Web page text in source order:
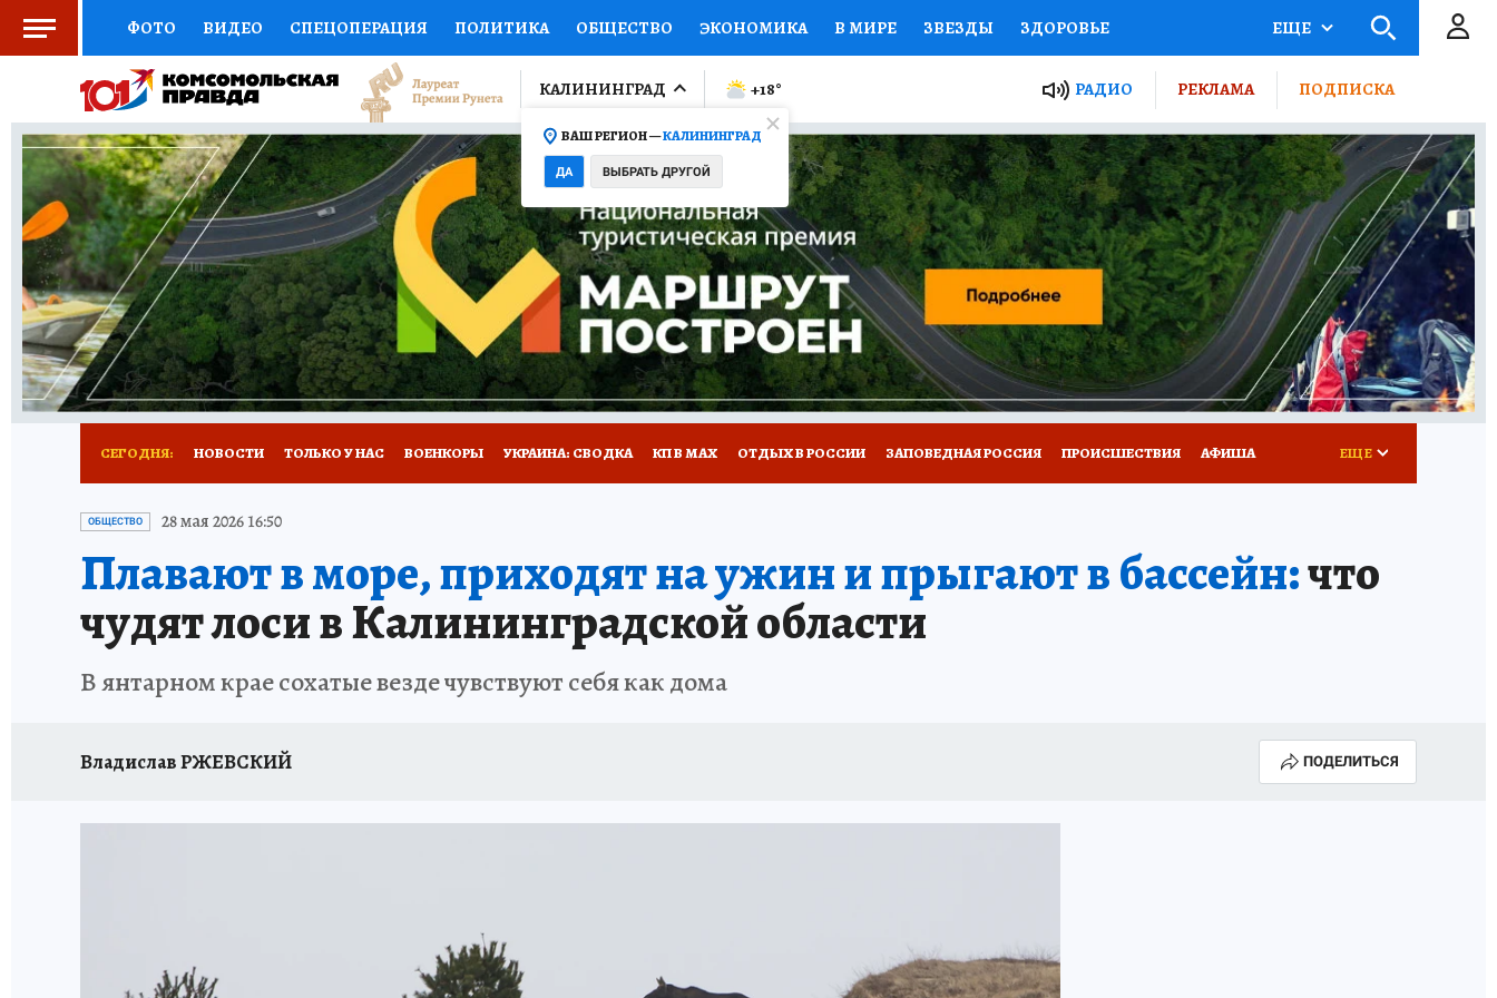
ФОТО ВИДЕО СПЕЦОПЕРАЦИЯ ПОЛИТИКА ОБЩЕСТВО ЭКОНОМИКА В МИРЕ ЗВЕЗДЫ ЗДОРОВЬЕ
СОЦПОДДЕРЖКА НАУКА СПОРТ КОЛУМНИСТЫ ПРОИСШЕСТВИЯ НАЦИОНАЛЬНЫЕ ПРОЕКТЫ РОССИИ
ВЫБОР ЭКСПЕРТОВ ДОКТОР ФИНАНСЫ ОТКРЫВАЕМ МИР Я ЗНАЮ СЕМЬЯ ЖЕНСКИЕ СЕКРЕТЫ ПУТЕВОДИТЕЛЬ
КНИЖНАЯ ПОЛКА ПРОГНОЗЫ НА СПОРТ ПРОМОКОДЫ СЕРИАЛЫ СПЕЦПРОЕКТЫ ДЕФИЦИТ ЖЕЛЕЗА ТУРИЗМ
ПРЕСС-ЦЕНТР НЕДВИЖИМОСТЬ ТЕЛЕВИЗОР КОЛЛЕКЦИИ КОНКУРСЫ РАБОТА У НАС ГИД ПОТРЕБИТЕЛЯ ВСЕ О КП
РАДИО КП РЕКЛАМА ТЕСТЫ НОВОЕ НА САЙТЕ
ЕЩЕ
КАЛИНИНГРАД
ВАШ РЕГИОН —КАЛИНИНГРАД
ДА ВЫБРАТЬ ДРУГОЙ
+18° РАДИО РЕКЛАМА ПОДПИСКА
СЕГОДНЯ: НОВОСТИ ТОЛЬКО У НАС ВОЕНКОРЫ УКРАИНА: СВОДКА КП В МАХ ОТДЫХ В РОССИИ ЗАПОВЕДНАЯ РОССИЯ ПРОИСШЕСТВИЯ АФИША
ИСПЫТАНО НА СЕБЕ
ЕЩЕ
ОБЩЕСТВО 28 мая 2026 16:50
Плавают в море, приходят на ужин и прыгают в бассейн:что
чудят лоси в Калининградской области
В янтарном крае сохатые везде чувствуют себя как дома
Владислав РЖЕВСКИЙ ПОДЕЛИТЬСЯ